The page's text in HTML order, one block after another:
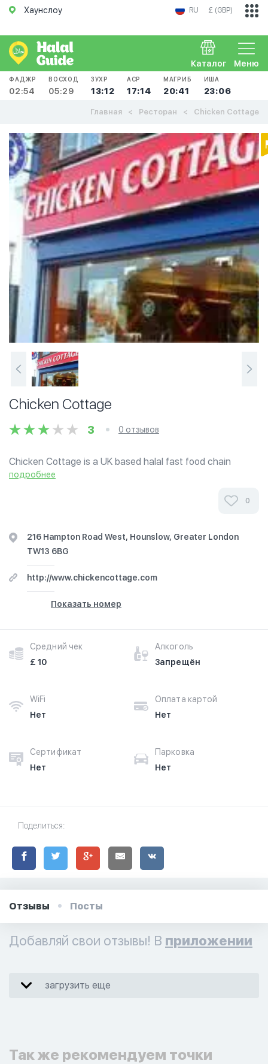
Хаунслоу RU £ (GBP)
Меню
Каталог
ФАДЖР
02:54
ВОСХОД
05:29
ЗУХР
13:12
АСР
17:14
МАГРИБ
20:41
ИША
23:06
Главная Ресторан Chicken Cottage
Chicken Cottage
3 0 отзывов
Chicken Cottage is a UK based halal fast food chain
established in 1994. Its taste is modelled on a blend of
подробнее
0
216 Hampton Road West, Hounslow, Greater London
TW13 6BG
http://www.chickencottage.com
Показать номер
Средний чек
£ 10
Алкоголь
Запрещён
WiFi
Нет
Оплата картой
Нет
Сертификат
Нет
Парковка
Нет
Поделиться:
Отзывы Посты
Добавляй свои отзывы! В приложении
загрузить еще
Так же рекомендуем точки